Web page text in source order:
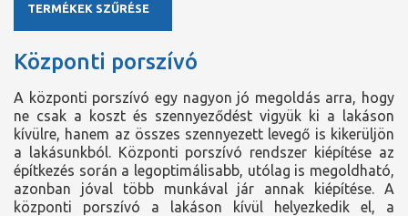
Központi porszívó
A központi porszívó egy nagyon jó megoldás arra, hogy
ne csak a koszt és szennyeződést vigyük ki a lakáson
kívülre, hanem az összes szennyezett levegő is kikerüljön
a lakásunkból. Központi porszívó rendszer kiépítése az
építkezés során a legoptimálisabb, utólag is megoldható,
azonban jóval több munkával jár annak kiépítése. A
központi porszívó a lakáson kívül helyezkedik el, a
TERMÉKEK SZŰRÉSE